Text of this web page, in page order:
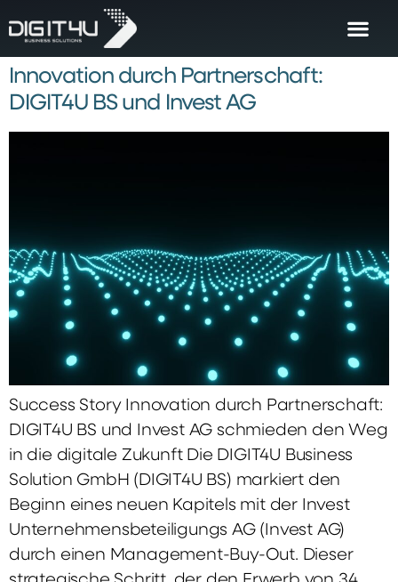
Innovation durch Partnerschaft:
DIGIT4U BS und Invest AG
Success Story Innovation durch Partnerschaft:
DIGIT4U BS und Invest AG schmieden den Weg
in die digitale Zukunft Die DIGIT4U Business
Solution GmbH (DIGIT4U BS) markiert den
Beginn eines neuen Kapitels mit der Invest
Unternehmensbeteiligungs AG (Invest AG)
durch einen Management-Buy-Out. Dieser